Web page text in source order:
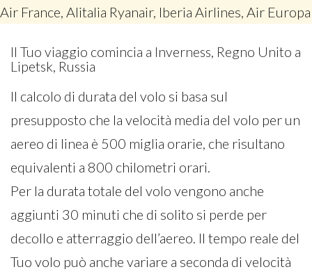
Air France, Alitalia Ryanair, Iberia Airlines, Air Europa
Il Tuo viaggio comincia a Inverness, Regno Unito a
Lipetsk, Russia
Il calcolo di durata del volo si basa sul
presupposto che la velocità media del volo per un
aereo di linea è 500 miglia orarie, che risultano
equivalenti a 800 chilometri orari.
Per la durata totale del volo vengono anche
aggiunti 30 minuti che di solito si perde per
decollo e atterraggio dell’aereo. Il tempo reale del
Tuo volo può anche variare a seconda di velocità